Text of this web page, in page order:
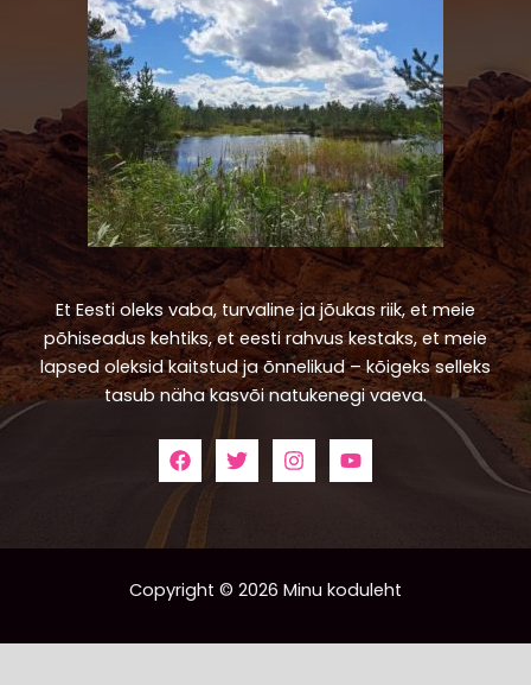
Et Eesti oleks vaba, turvaline ja jõukas riik, et meie
põhiseadus kehtiks, et eesti rahvus kestaks, et meie
lapsed oleksid kaitstud ja õnnelikud – kõigeks selleks
tasub näha kasvõi natukenegi vaeva.
Copyright © 2026 Minu koduleht